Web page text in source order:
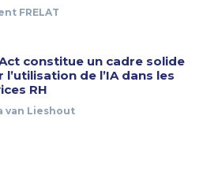
FRELAT
Act constitue un cadre solide
l’utilisation de l’IA dans les
RH
van Lieshout